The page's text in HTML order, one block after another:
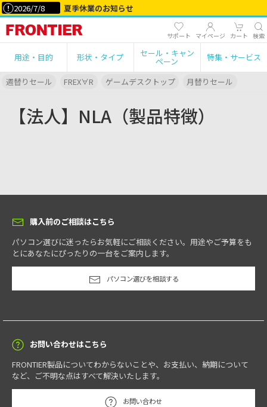
2026/7/8 夏季休業のお知らせ
サポート マイページ カート 検索
用途・目的 形状・タイプ セール・キャン
ペーン 特集・サービス
週替りセール FREX∀R ゲームデスクトップ 月替りセール
【法人】NLA（製品特徴）
購入前のご相談はこちら
パソコン選びに迷ったらお気軽にご相談ください。用途やご予算をも
とにあなたにぴったりの一台をご案内します。
パソコン選びを相談する
お問い合わせはこちら
FRONTIER製品についてわからないことや、お支払い、納期について
など、ご不明な点はすべて解決いたします。
お問い合わせ